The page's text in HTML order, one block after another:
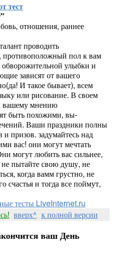
тест
отношения, раннее
проводить
противоположный пол к вам
обворожительной улыбки и
зависят от вашего
И такое бывает), всем
или рисование. В своем
вашему мнению
быть похожими, вы-
Ваши праздники полны
призов. задумайтесь над
вас! они могут мечтать
могут любить вас сильнее,
пытайте свою душу, не
когда вамм грустно, не
счастья и тогда все поймут,
тесты LiveInternet.ru
вверх^ к полной версии
ваш День